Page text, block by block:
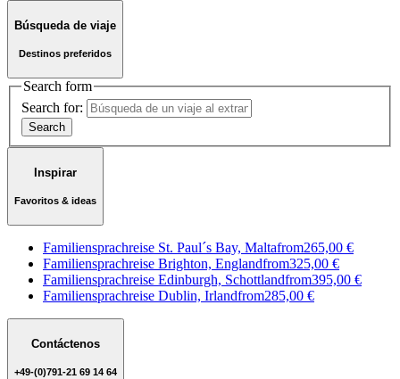
Búsqueda de viaje
Destinos preferidos
Search form
Search for:
Inspirar
Favoritos & ideas
Familiensprachreise St. Paul´s Bay, Maltafrom265,00 €
Familiensprachreise Brighton, Englandfrom325,00 €
Familiensprachreise Edinburgh, Schottlandfrom395,00 €
Familiensprachreise Dublin, Irlandfrom285,00 €
Contáctenos
+49-(0)791-21 69 14 64